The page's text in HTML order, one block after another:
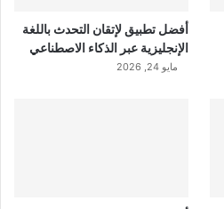
أفضل تطبيق لإتقان التحدث باللغة
الإنجليزية عبر الذكاء الاصطناعي
مايو 24, 2026